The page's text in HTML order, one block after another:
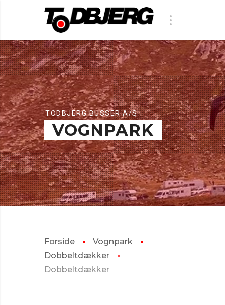
TODBJERG BUSSER A/S
VOGNPARK
Forside
Vognpark
Dobbeltdækker
Dobbeltdækker